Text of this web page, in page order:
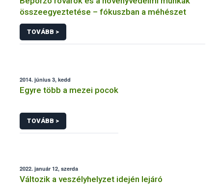
összeegyeztetése – fókuszban a méhészet
TOVÁBB >
2014. június 3, kedd
Egyre több a mezei pocok
TOVÁBB >
2022. január 12, szerda
Változik a veszélyhelyzet idején lejáró